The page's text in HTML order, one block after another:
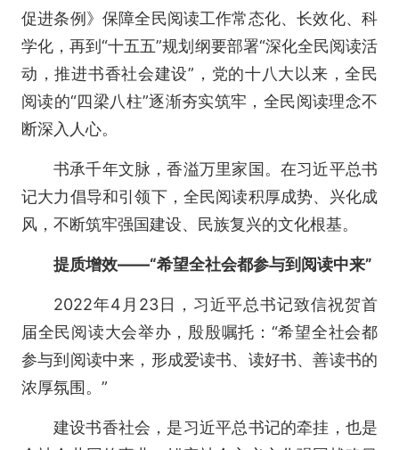
促进条例》保障全民阅读工作常态化、长效化、科
学化，再到“十五五”规划纲要部署“深化全民阅读活
动，推进书香社会建设”，党的十八大以来，全民
阅读的“四梁八柱”逐渐夯实筑牢，全民阅读理念不
断深入人心。
书承千年文脉，香溢万里家国。在习近平总书
记大力倡导和引领下，全民阅读积厚成势、兴化成
风，不断筑牢强国建设、民族复兴的文化根基。
提质增效——“希望全社会都参与到阅读中来”
2022年4月23日，习近平总书记致信祝贺首
届全民阅读大会举办，殷殷嘱托：“希望全社会都
参与到阅读中来，形成爱读书、读好书、善读书的
浓厚氛围。”
建设书香社会，是习近平总书记的牵挂，也是